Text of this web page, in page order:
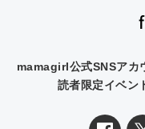
mamagirl公式SNSアカ
読者限定イベン